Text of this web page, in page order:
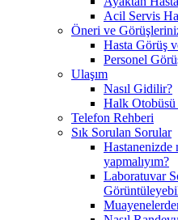
Acil Servis
Öneri ve
Hasta Görüş
Personel
Ulaşım
Nasıl Gidilir?
Halk
Telefon Rehberi
Sık Sorulan Sorular
Hastanenizde
yapmalıyım?
Laboratuvar